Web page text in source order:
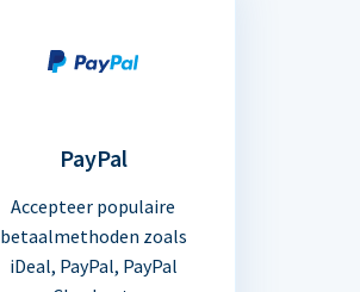
PayPal
Accepteer populaire
betaalmethoden zoals
iDeal, PayPal, PayPal